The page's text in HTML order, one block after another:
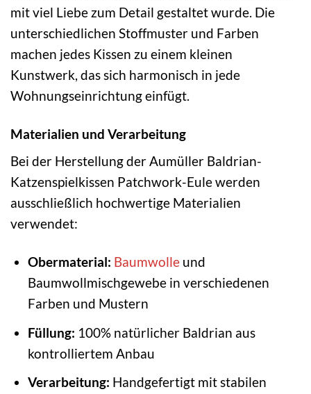
mit viel Liebe zum Detail gestaltet wurde. Die
unterschiedlichen Stoffmuster und Farben
machen jedes Kissen zu einem kleinen
Kunstwerk, das sich harmonisch in jede
Wohnungseinrichtung einfügt.
Materialien und Verarbeitung
Bei der Herstellung der Aumüller Baldrian-
Katzenspielkissen Patchwork-Eule werden
ausschließlich hochwertige Materialien
verwendet:
Obermaterial: Baumwolleund
Baumwollmischgewebe in verschiedenen
Farben und Mustern
Füllung: 100% natürlicher Baldrian aus
kontrolliertem Anbau
Verarbeitung: Handgefertigt mit stabilen